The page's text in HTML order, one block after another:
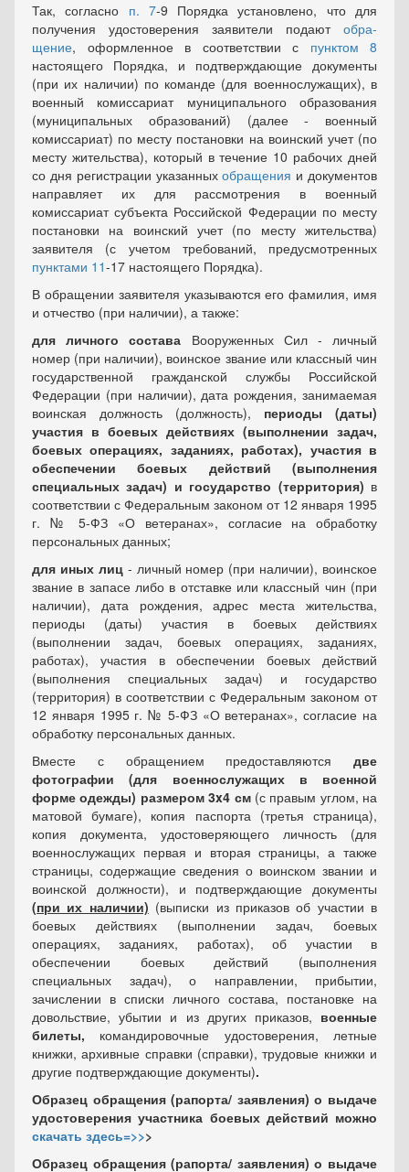
Так, согласно п. 7-9 Порядка установлено, что для
получения удостоверения заявители подают обра­
щение, оформленное в соответствии с пунктом 8
настоящего Порядка, и подтверждающие документы
(при их наличии) по команде (для военнослужащих), в
воен­ный комиссариат муниципального образования
(муниципальных образований) (далее - военный
комиссариат) по месту постановки на воинский учет (по
месту жительства), который в течение 10 рабочих дней
со дня регистрации указанныхобращения и доку­ментов
направляет их для рассмотрения в военный
комиссариат субъекта Российской Федерации по месту
постановки на воинский учет (по месту жительства)
заявителя (с учетом требований, предусмотренных
пунктами 11-17 настоящего Порядка).
В обращении заявителя указываются его фамилия, имя
и отчество (при наличии), а также:
для личного состава Вооруженных Сил - личный
номер (при наличии), воинское звание или классный чин
государственной гражданской службы Российской
Федерации (при наличии), дата рождения, занимаемая
воинская должность (должность), периоды (даты)
участия в боевых действиях (выполнении задач,
боевых операциях, заданиях, работах), участия в
обеспечении боевых действий (выполнения
специальных задач) и государство (терри­тория) в
соответствии с Федеральным законом от 12 января 1995
г. № 5-ФЗ «О ветеранах», согласие на обработку
персональных данных;
для иных лиц - личный номер (при наличии), воинское
звание в запасе либо в отставке или классный чин (при
наличии), дата рождения, адрес места жительства,
периоды (даты) участия в боевых действиях
(выполнении задач, боевых операциях, заданиях,
работах), участия в обеспечении боевых действий
(выполнения специальных задач) и государство
(территория) в соответствии с Федеральным законом от
12 января 1995 г. № 5-ФЗ «О ветеранах», согласие на
обработку персональных данных.
Вместе с обращением предоставляются две
фотографии (для военнослужащих в военной
форме одежды) размером 3x4 см(с правым углом, на
матовой бумаге), копия паспорта (третья страница),
копия документа, удостоверяющего личность (для
военнослужащих первая и вторая страницы, а также
страницы, содержащие сведения о воинском звании и
воинской должности), и подтверждающие документы
(при их наличии) (выписки из приказов об участии в
боевых действиях (выполнении задач, боевых
операциях, заданиях, работах), об участии в
обеспечении боевых действий (выполнения
специальных задач), о направлении, прибытии,
зачислении в списки личного состава, постановке на
довольствие, убытии и из других приказов, военные
билеты, командировочные удостоверения, летные
книжки, архивные справки (справки), трудовые книжки и
другие подтверждающие документы).
Образец обращения (рапорта/ заявления) о выдаче
удостоверения участника боевых действий можно
скачать здесь=>>>
Образец обращения (рапорта/ заявления) о выдаче